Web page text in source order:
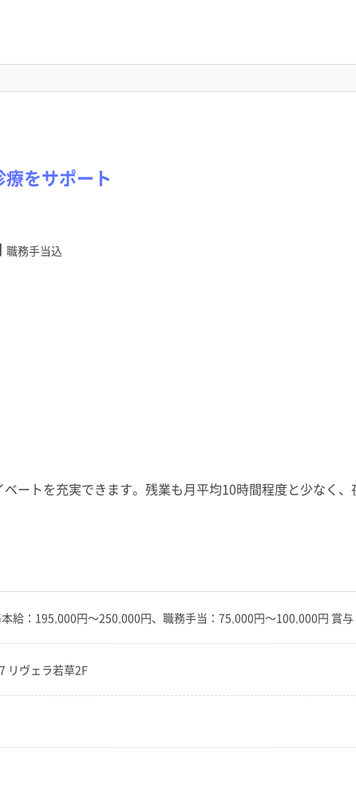
をサポート
職務手当込
ートを充実できます。残業も月平均10時間程度と少なく
給：195,000円～250,000円、職務手当：75,000円～100,000円 賞与
リヴェラ若草2F